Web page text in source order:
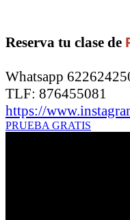
Reserva tu clase de
Whatsapp
TLF: 876455081
https://
PRUEBA GRATIS